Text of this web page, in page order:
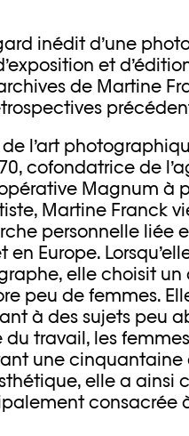
inédit d’une
et
de Martine
l’art
cofondatrice de
Magnum à
Martine Franck
personnelle liée
en Europe.
elle choisit un
peu de femmes.
à des sujets peu
travail, les
une
elle a ainsi
consacrée